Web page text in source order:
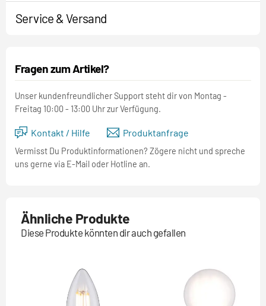
Service & Versand
Fragen zum Artikel?
Unser kundenfreundlicher Support steht dir von Montag -
Freitag 10:00 - 13:00 Uhr zur Verfügung.
Kontakt / Hilfe Produktanfrage
Vermisst Du Produktinformationen? Zögere nicht und spreche
uns gerne via E-Mail oder Hotline an.
Ähnliche Produkte
Diese Produkte könnten dir auch gefallen